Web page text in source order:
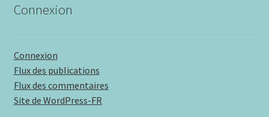
Connexion
Connexion
Flux des publications
Flux des commentaires
Site de WordPress-FR